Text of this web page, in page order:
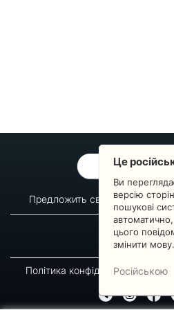
ОБРАТНАЯ
Предложить свой вопрос
О сервисе
Новости
Політика конфіденційності
Це
Ви
версію
пошукові
цього
змінити мову.
Російською